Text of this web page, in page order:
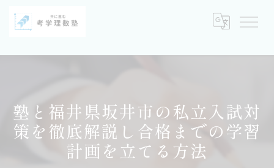
塾と福井県坂井市の私立入試対
策を徹底解説し合格までの学習
計画を立てる方法